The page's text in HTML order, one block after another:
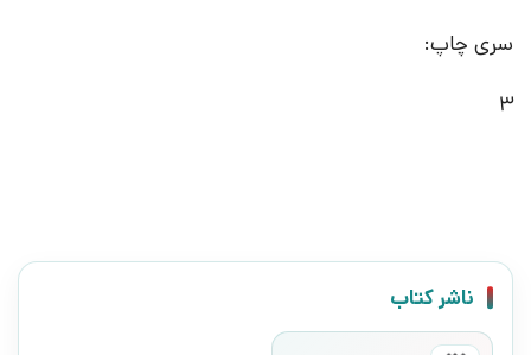
سری چاپ:
3
ناشر کتاب